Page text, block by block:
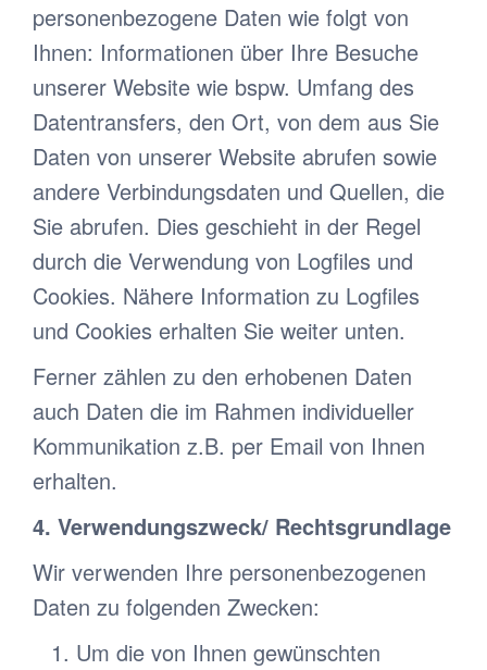
personenbezogene Daten wie folgt von
Ihnen: Informationen über Ihre Besuche
unserer Website wie bspw. Umfang des
Datentransfers, den Ort, von dem aus Sie
Daten von unserer Website abrufen sowie
andere Verbindungsdaten und Quellen, die
Sie abrufen. Dies geschieht in der Regel
durch die Verwendung von Logfiles und
Cookies. Nähere Information zu Logfiles
und Cookies erhalten Sie weiter unten.
Ferner zählen zu den erhobenen Daten
auch Daten die im Rahmen individueller
Kommunikation z.B. per Email von Ihnen
erhalten.
4. Verwendungszweck/ Rechtsgrundlage
Wir verwenden Ihre personenbezogenen
Daten zu folgenden Zwecken:
Um die von Ihnen gewünschten